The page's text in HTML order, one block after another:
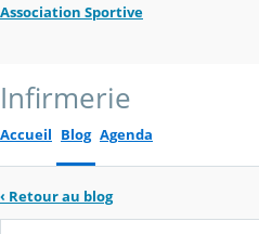
Association Sportive
Infirmerie
Accueil Blog Agenda
‹ Retour au blog